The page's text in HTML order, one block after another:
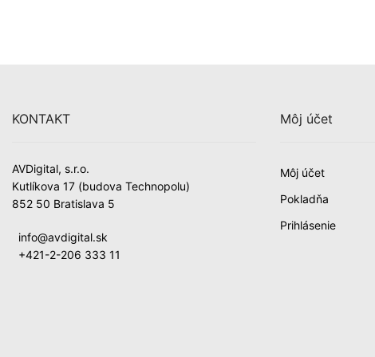
KONTAKT
AVDigital, s.r.o.
Kutlíkova 17 (budova Technopolu)
852 50 Bratislava 5
info@avdigital.sk
+421-2-206 333 11
Môj účet
Môj účet
Pokladňa
Prihlásenie